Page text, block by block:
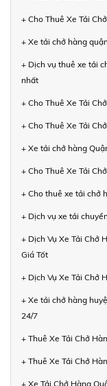
+ Cho Thuê Xe Tải
+ Xe tải chở hàng
+ Dịch vụ thuê xe tải
nhất
+ Cho Thuê Xe Tải
+ Cho Thuê Xe Tải
+ Xe tải chở hàng
+ Cho Thuê Xe Tải
+ Cho thuê xe tải chở
+ Dịch vụ xe tải
+ Dịch Vụ Xe Tải Chở
Giá Tốt
+ Dịch Vụ Xe Tải Chở
+ Xe tải chở hàng
24/7
+ Thuê Xe Tải Chở
+ Thuê Xe Tải Chở
+ Xe Tải Chở Hàng